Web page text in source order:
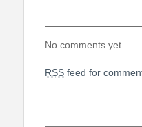
No comments yet.
RSS feed for